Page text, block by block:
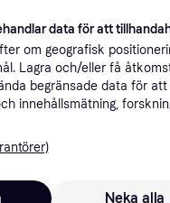
Taklampa Lindby, Enrique, dimbara, Trä, Vardagsrum, Glas, Modern
Taklampa Lindby, Enrique, dimbara, Trä, Vardagsrum, Glas, Modern Lägst pris
data för att
om geografisk
Lagra och/eller få
begränsade data för
innehållsmätning,
Neka alla